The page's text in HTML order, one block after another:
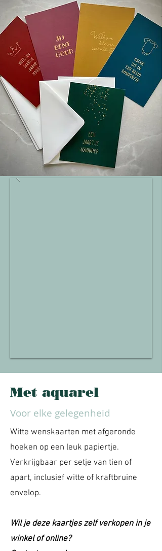
Met aquarel
Voor elke gelegenheid
Witte wenskaarten met afgeronde
hoeken op een leuk papiertje.
Verkrijgbaar per setje van tien of
apart, inclusief witte of kraftbruine
envelop.
Wil je deze kaartjes zelf verkopen in je
winkel of online?